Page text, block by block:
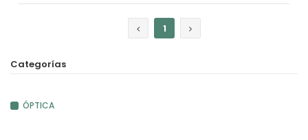
1
Categorías
ÓPTICA